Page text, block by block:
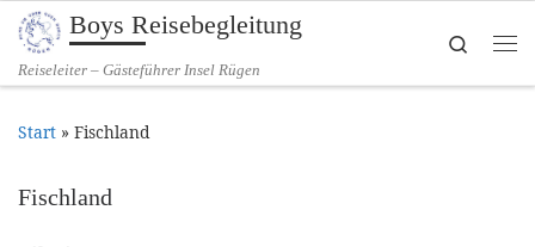
Zum Inhalt springen
Boys Reisebegleitung
Reiseleiter – Gästeführer Insel Rügen
Search
Start » Fischland
Fischland